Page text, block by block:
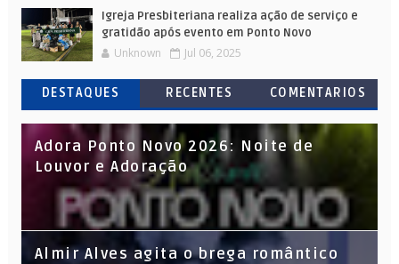
Igreja Presbiteriana realiza ação de serviço e
gratidão após evento em Ponto Novo
Unknown Jul 06, 2025
DESTAQUES RECENTES COMENTARIOS
Adora Ponto Novo 2026: Noite de
Louvor e Adoração
Almir Alves agita o brega romântico